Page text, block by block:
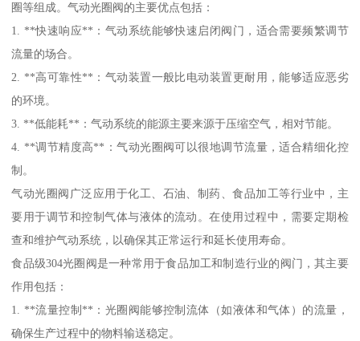
圈等组成。气动光圈阀的主要优点包括：
1. **快速响应**：气动系统能够快速启闭阀门，适合需要频繁调节
流量的场合。
2. **高可靠性**：气动装置一般比电动装置更耐用，能够适应恶劣
的环境。
3. **低能耗**：气动系统的能源主要来源于压缩空气，相对节能。
4. **调节精度高**：气动光圈阀可以很地调节流量，适合精细化控
制。
气动光圈阀广泛应用于化工、石油、制药、食品加工等行业中，主
要用于调节和控制气体与液体的流动。在使用过程中，需要定期检
查和维护气动系统，以确保其正常运行和延长使用寿命。
食品级304光圈阀是一种常用于食品加工和制造行业的阀门，其主要
作用包括：
1. **流量控制**：光圈阀能够控制流体（如液体和气体）的流量，
确保生产过程中的物料输送稳定。